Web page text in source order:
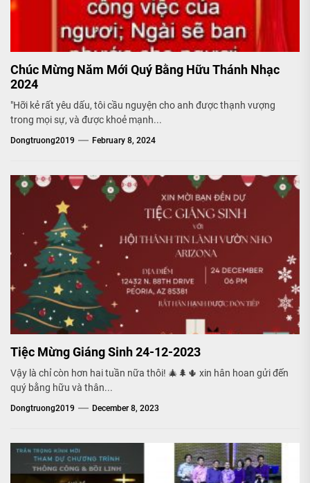
Chúc Mừng Năm Mới Quý Bằng Hữu Thánh Nhạc
2024
"Hỡi kẻ rất yêu dấu, tôi cầu nguyện cho anh được thạnh vượng
trong mọi sự, và được khoẻ mạnh...
Dongtruong2019 February 8, 2024
Tiệc Mừng Giáng Sinh 24-12-2023
Vậy là chỉ còn hơn hai tuần nữa thôi! 🎄🌲🌵 xin hân hoan gửi đến
quý bằng hữu và thân...
Dongtruong2019 December 8, 2023